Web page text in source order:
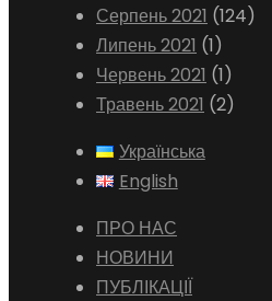
Серпень 2021 (124)
Липень 2021 (1)
Червень 2021 (1)
Травень 2021 (2)
Українська
English
ПРО НАС
НОВИНИ
ПУБЛІКАЦІЇ